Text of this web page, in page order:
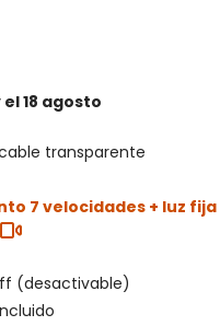
el 18 agosto
transparente
7 velocidades + luz fija
(desactivable)